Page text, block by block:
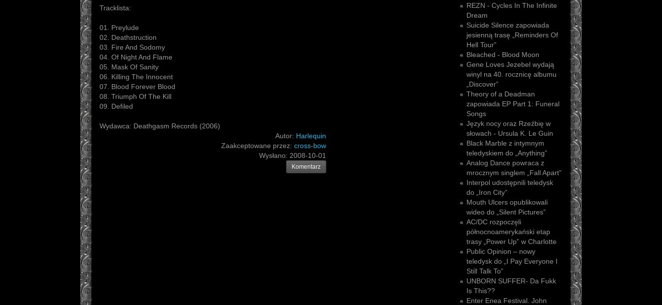
Tracklista:
01. Preylude
02. Deathstruction
03. Fire And Sodomy
04. Of Night And Flame
05. Mask Of Sanity
06. Killing The Innocent
07. Blood Forever Blood
08. Triumph Of The Kill
09. Defiled
Wydawca: Deathgasm Records (2006)
Autor: Harlequin
Zaakceptowane przez: cross-bow
Wysłano: 2008-10-01
Komentarz
REZN - Cycles In The Infinite
Dream
Suicide Silence zapowiada
jesienną trasę „Reminders Of
Hell Tour”
Bleached - Blood Moon
Gene Loves Jezebel wydają
winyl na 40. rocznicę albumu
„Discover”
Theory of a Deadman
zapowiada EP Part 1: Funeral
Songs
Język nocy oraz Rzeźbię w
słowach - Ursula K. Le Guin
Black Marble z intymnym
teledyskiem do „Anything”
Analog Dance powraca z
mrocznym singlem „Fall Apart”
Interpol udostępnili teledysk
do „Iron City”
Mouth Ulcers opublikowali
wideo do „Silent Pictures”
AC/DC rozpoczęli
północnoamerykański etap
trasy „Power Up” w Charlotte
Public Opinion – nowy
teledysk do „I Pay Everyone I
Still Talk To”
UNBORN SUFFER- Da Fukk
Is This??
Enter Enea Festival. John